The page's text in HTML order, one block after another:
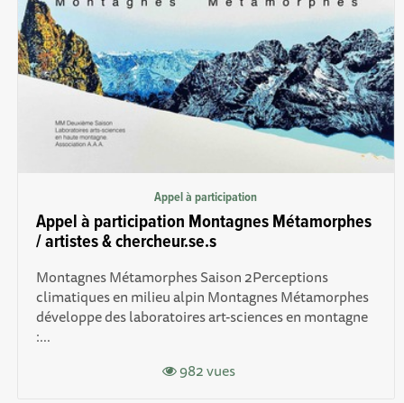
Appel à participation
Appel à participation Montagnes Métamorphes
/ artistes & chercheur.se.s
Montagnes Métamorphes Saison 2Perceptions
climatiques en milieu alpin Montagnes Métamorphes
développe des laboratoires art-sciences en montagne
:...
982 vues